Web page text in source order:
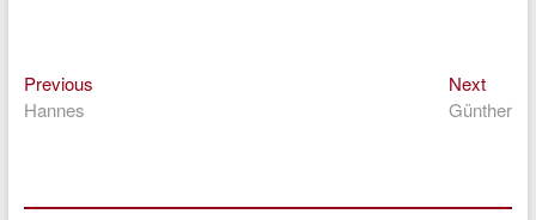
Beitragsnavigation
PreviousPrevious
Hannes
NextNext
post:
Günther